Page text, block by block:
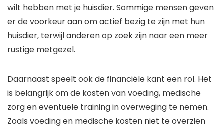
wilt hebben met je huisdier. Sommige mensen geven
er de voorkeur aan om actief bezig te zijn met hun
huisdier, terwijl anderen op zoek zijn naar een meer
rustige metgezel.
Daarnaast speelt ook de financiële kant een rol. Het
is belangrijk om de kosten van voeding, medische
zorg en eventuele training in overweging te nemen.
Zoals voeding en medische kosten niet te overzien